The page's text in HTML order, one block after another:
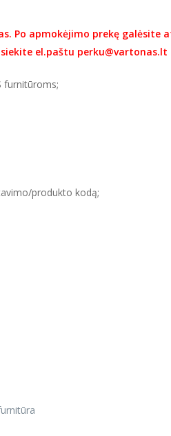
Po apmokėjimo prekę galėsite
el.paštu perku@vartonas.lt
furnitūroms;
produkto kodą;